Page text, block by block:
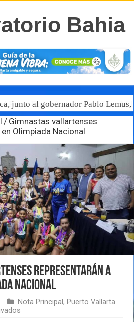
junto al gobernador Pablo
/ Gimnastas vallartenses
Olimpiada Nacional
representarán a
Nacional
Nota Principal, Puerto Vallarta